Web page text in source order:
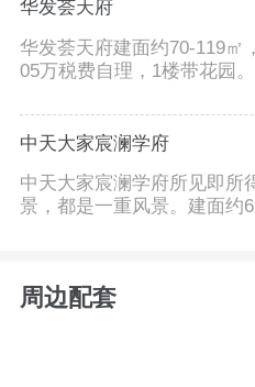
华发荟天府
华发荟天府建面约70-119㎡
05万税费自理，1楼带花园。
中天大家宸澜学府
中天大家宸澜学府所见即所
景，都是一重风景。建面约
周边配套